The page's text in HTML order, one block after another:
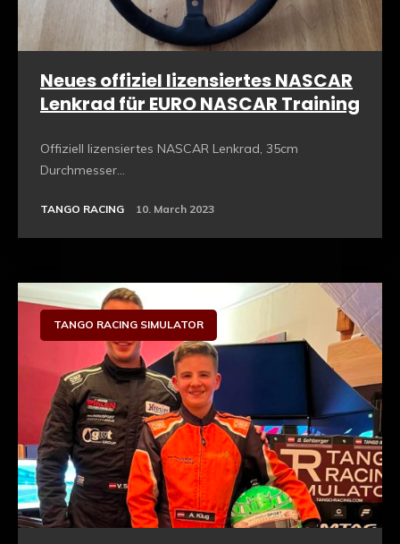
Neues offiziel lizensiertes NASCAR
Lenkrad für EURO NASCAR Training
Offiziell lizensiertes NASCAR Lenkrad, 35cm
Durchmesser...
TANGO RACING 10. March 2023
Sim Racing Hardware
TANGO RACING SIMULATOR